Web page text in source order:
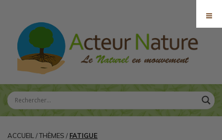
ACCUEIL /THÈMES / FATIGUE